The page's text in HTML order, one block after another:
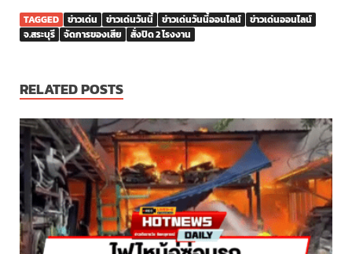
TAGGED ข่าวเด่น ข่าวเด่นวันนี้ ข่าวเด่นวันนี้ออนไลน์
ข่าวเด่นออนไลน์
จ.สระบุรี
จัดการของเสีย สั่งปิด 2 โรงงาน
RELATED POSTS